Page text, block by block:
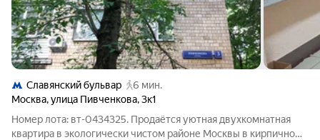
Славянский бульвар
6 мин.
Москва,улица Пивченкова,3к1
Номер лота: вт-0434325. Продаётся уютная двухкомнатная
квартира в экологически чистом районе Москвы в кирпичном